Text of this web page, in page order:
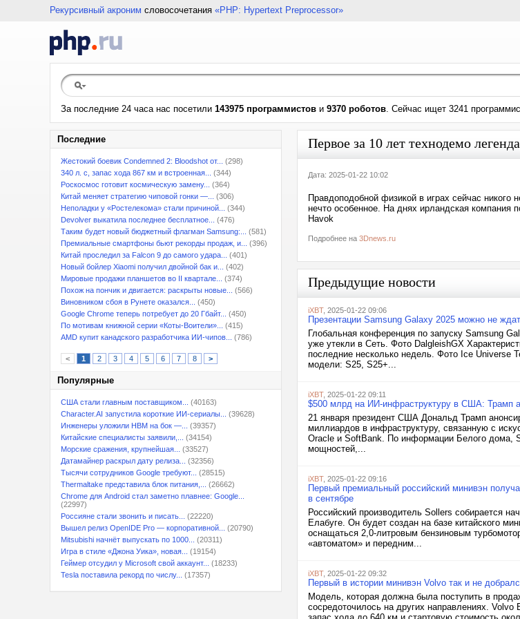
Рекурсивный акроним словосочетания «PHP: Hypertext Preprocessor»
За последние 24 часа нас посетили 143975 программистов и 9370 роботов. Сейчас ищет 3241
Последние
Жестокий боевик Condemned 2: Bloodshot от...
(298)
340 л. с, запас хода 867 км и встроенная...
(344)
Роскосмос готовит космическую замену...
(364)
Китай меняет стратегию чиповой гонки —...
(306)
Неполадки у «Ростелекома» стали причиной...
(344)
Devolver выкатила последнее бесплатное...
(476)
Таким будет новый бюджетный флагман Samsung:...
(581)
Премиальные смартфоны бьют рекорды продаж, и...
(396)
Китай проследил за Falcon 9 до самого удара...
(401)
Новый бойлер Xiaomi получил двойной бак и...
(402)
Мировые продажи планшетов во II квартале...
(374)
Похож на пончик и двигается: раскрыты новые...
(566)
Виновником сбоя в Рунете оказался...
(450)
Google Chrome теперь потребует до 20 Гбайт...
(450)
По мотивам книжной серии «Коты-Воители»...
(415)
AMD купит канадского разработчика ИИ-чипов...
(786)
< 1 2 3 4 5 6 7 8 >
Популярные
США стали главным поставщиком...
(40163)
Character.AI запустила короткие ИИ-сериалы...
(39628)
Инженеры уложили HBM на бок —...
(39357)
Китайские специалисты заявили,...
(34154)
Морские сражения, крупнейшая...
(33527)
Датамайнер раскрыл дату релиза...
(32356)
Тысячи сотрудников Google требуют...
(28515)
Thermaltake представила блок питания,...
(26662)
Chrome для Android стал заметно плавнее: Google...
(22997)
Россияне стали звонить и писать...
(22220)
Вышел релиз OpenIDE Pro — корпоративной...
(20790)
Mitsubishi начнёт выпускать по 1000...
(20311)
Игра в стиле «Джона Уика», новая...
(19154)
Геймер отсудил у Microsoft свой аккаунт...
(18233)
Tesla поставила рекорд по числу...
(17357)
Первое за 10 лет технодемо
Дата: 2025-01-22 10:02
Правдоподобной физикой в играх сейчас
нечто особенное. На днях ирландская компания
Havok
Подробнее на 3Dnews.ru
Предыдущие новости
iXBT, 2025-01-22 09:06
Презентации Samsung Galaxy 2025 можно не
Глобальная конференция по запуску Samsung
уже утекли в Сеть. Фото DalgleishGX
последние несколько недель. Фото Ice Universe
модели: S25, S25+...
iXBT, 2025-01-22 09:11
$500 млрд на ИИ-инфраструктуру в США: Трамп
21 января президент США Дональд Трамп
миллиардов в инфраструктуру, связанную с
Oracle и SoftBank. По информации Белого дома,
мощностей,...
iXBT, 2025-01-22 09:16
Первый премиальный российский минивэн
в сентябре
Российский производитель Sollers собирается
Елабуге. Он будет создан на базе китайского
оснащаться 2,0-литровым бензиновым
«автоматом» и передним...
iXBT, 2025-01-22 09:32
Первый в истории минивэн Volvo так и не
Модель, которая должна была поступить в
сосредоточилось на других направлениях. Volvo